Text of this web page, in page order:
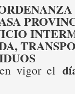
vigor el